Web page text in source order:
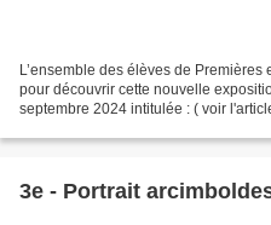
L’ensemble des élèves de Premières
pour découvrir cette nouvelle
septembre 2024 intitulée : ( voir
demain-est-annule.html...
3e - Portrait